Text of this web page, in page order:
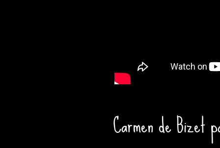
Carmen de Bizet